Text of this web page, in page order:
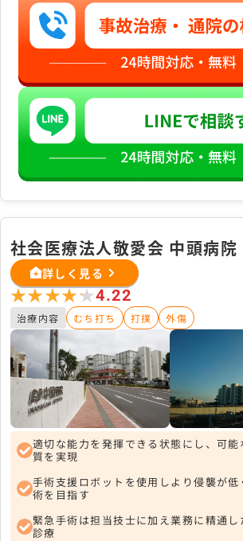
社会医療法人敬愛会 中頭病院
詳しく見る
★★★★★
★★★★★4.22
治療内容 むち打ち 打撲 外傷
適切な能力を発揮できる状態にし、可能
質を実現
手術支援ロボットを使用しより侵襲が
術を目指す
緊急手術は担当技士に加え業務に精通し
診療